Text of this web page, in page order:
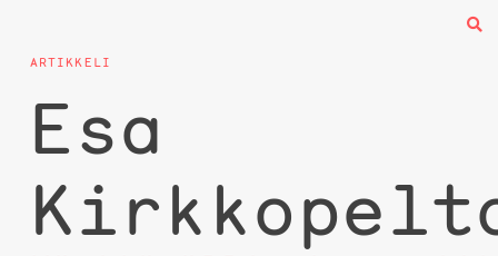
ARTIKKELI
Esa